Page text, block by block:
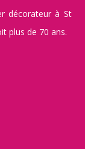
décorateur à St
plus de 70 ans.